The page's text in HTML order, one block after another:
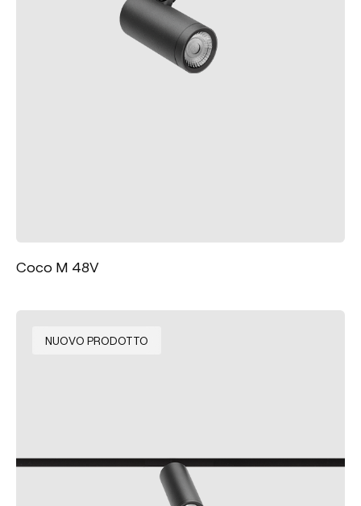
Coco M 48V
NUOVO PRODOTTO